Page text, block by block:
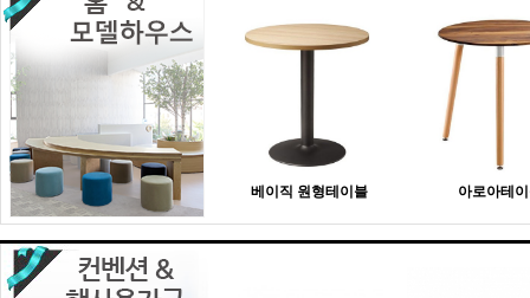
베이직 원형테이블 아로아테